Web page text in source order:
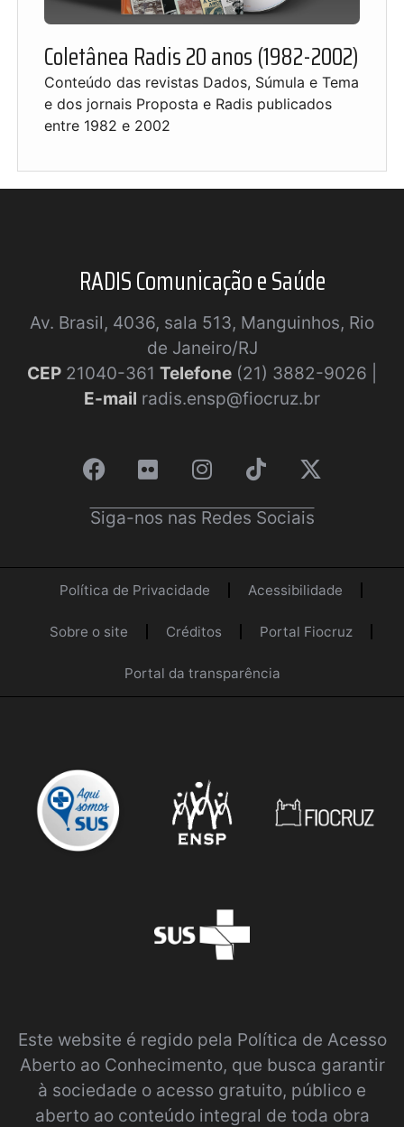
Coletânea Radis 20 anos (1982-2002)
Conteúdo das revistas Dados, Súmula e Tema
e dos jornais Proposta e Radis publicados
entre 1982 e 2002
RADIS Comunicação e Saúde
Av. Brasil, 4036, sala 513, Manguinhos, Rio
de Janeiro/RJ
CEP 21040-361 Telefone (21) 3882-9026 |
E-mail radis.ensp@fiocruz.br
Siga-nos nas Redes Sociais
Política de Privacidade Acessibilidade
Sobre o site Créditos Portal Fiocruz
Portal da transparência
Este website é regido pela Política de Acesso
Aberto ao Conhecimento, que busca garantir
à sociedade o acesso gratuito, público e
aberto ao conteúdo integral de toda obra